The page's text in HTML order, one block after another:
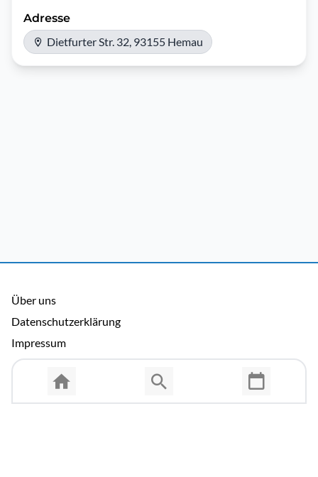
Adresse
Dietfurter Str. 32, 93155 Hemau
Über uns
Datenschutzerklärung
Impressum
Allgemeine Nutzungsbedingungen